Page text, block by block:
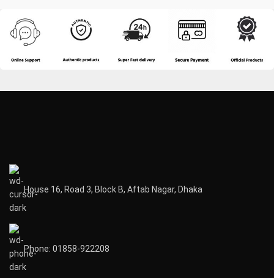
House 16, Road 3, Block B, Aftab Nagar, Dhaka
Phone: 01858-922208